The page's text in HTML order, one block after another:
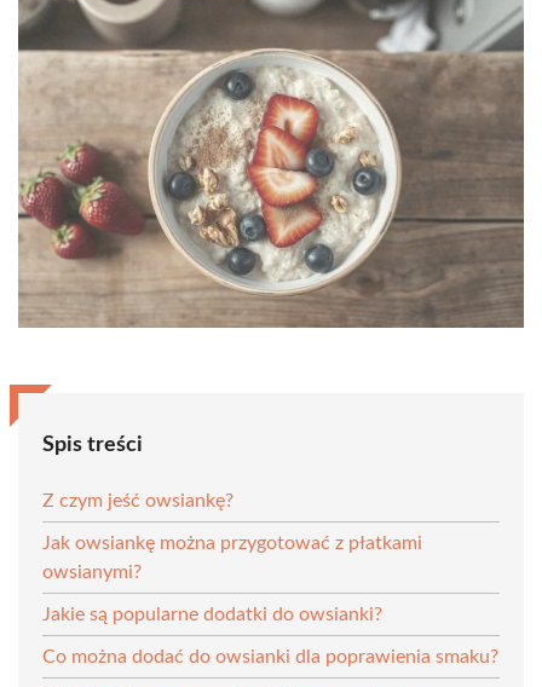
Spis treści
Z czym jeść owsiankę?
Jak owsiankę można przygotować z płatkami
owsianymi?
Jakie są popularne dodatki do owsianki?
Co można dodać do owsianki dla poprawienia smaku?